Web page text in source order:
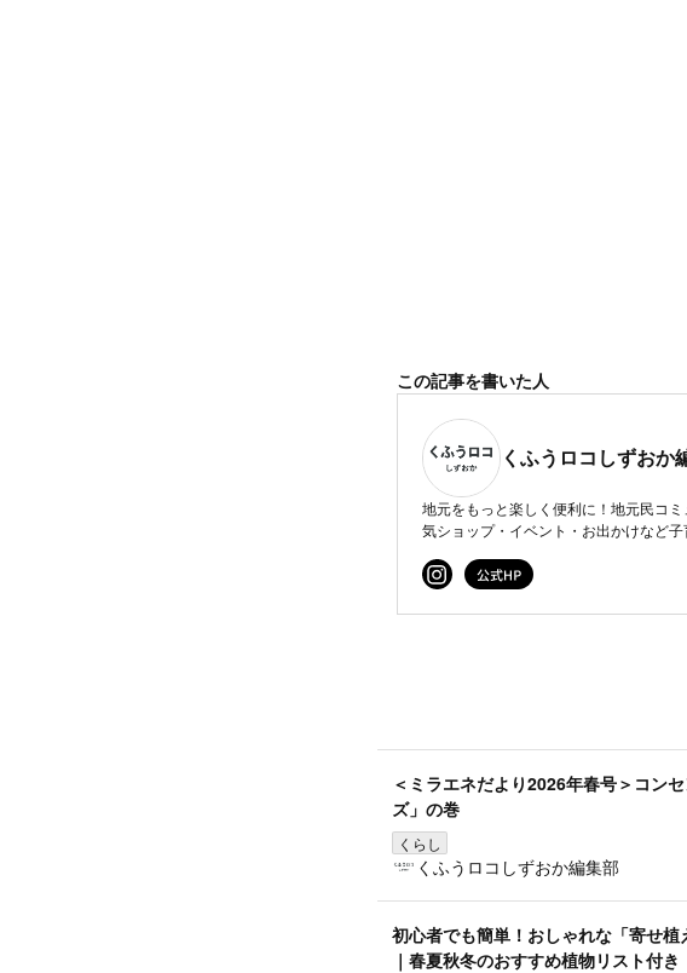
この記事を書いた人
くふうロコしずおか
地元をもっと楽しく便利に！地元民コ
気ショップ・イベント・お出かけなど
＜ミラエネだより2026年春号＞コン
ズ」の巻
くらし
くふうロコしずおか編集部
初心者でも簡単！おしゃれな「寄せ
｜春夏秋冬のおすすめ植物リスト付き